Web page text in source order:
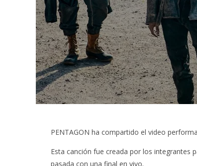
PENTAGON ha compartido el video
Esta canción fue creada por los integrantes
pasada con una final en vivo.